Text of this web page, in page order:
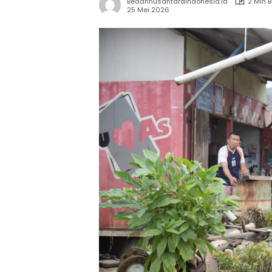
25 Mei 2026